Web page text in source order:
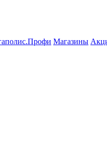
Магазины